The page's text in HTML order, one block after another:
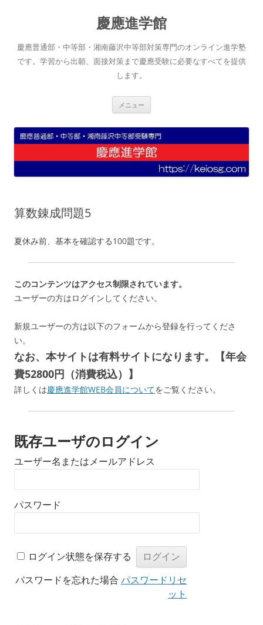
へ
ス
キ
慶應進学館
慶應普通部・中等部・湘南藤沢中等部対策専門のオンライン進学塾
です。学習から出願、面接対策まで慶應受験に必要なすべてを提供
します。
メニュー
算数錬成問題5
夏休み前、基本を確認する100題です。
このコンテンツはアクセス制限されています。
ユーザーの方はログインしてください。
新規ユーザーの方は以下のフォームから登録を行ってくださ
い。
なお、本サイトは有料サイトになります。【年会
費52800円（消費税込）】
詳しくは慶應進学館WEB会員についてをご覧ください。
既存ユーザのログイン
ユーザー名またはメールアドレス
パスワード
ログイン状態を保存する
パスワードを忘れた場合 パスワードリセ
ット